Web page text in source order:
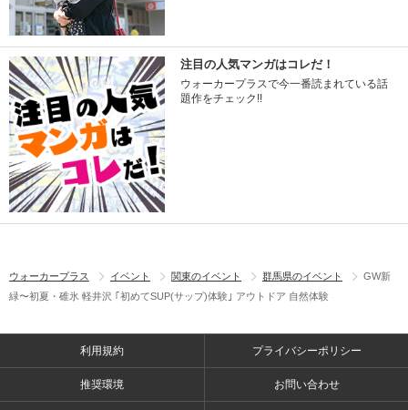
注目の人気マンガはコレだ！
ウォーカープラスで今一番読まれている話
題作をチェック!!
ウォーカープラス イベント 関東のイベント 群馬県のイベント
GW新
緑〜初夏・碓氷 軽井沢 ｢初めてSUP(サップ)体験｣ アウトドア 自然体験
利用規約 プライバシーポリシー
推奨環境 お問い合わせ